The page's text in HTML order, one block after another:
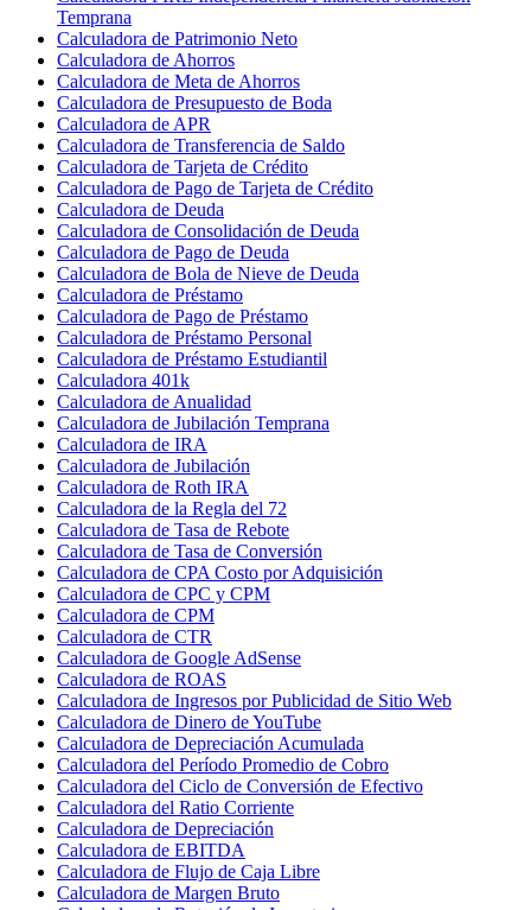
Temprana
Calculadora de Patrimonio Neto
Calculadora de Ahorros
Calculadora de Meta de Ahorros
Calculadora de Presupuesto de Boda
Calculadora de APR
Calculadora de Transferencia de Saldo
Calculadora de Tarjeta de Crédito
Calculadora de Pago de Tarjeta de Crédito
Calculadora de Deuda
Calculadora de Consolidación de Deuda
Calculadora de Pago de Deuda
Calculadora de Bola de Nieve de Deuda
Calculadora de Préstamo
Calculadora de Pago de Préstamo
Calculadora de Préstamo Personal
Calculadora de Préstamo Estudiantil
Calculadora 401k
Calculadora de Anualidad
Calculadora de Jubilación Temprana
Calculadora de IRA
Calculadora de Jubilación
Calculadora de Roth IRA
Calculadora de la Regla del 72
Calculadora de Tasa de Rebote
Calculadora de Tasa de Conversión
Calculadora de CPA Costo por Adquisición
Calculadora de CPC y CPM
Calculadora de CPM
Calculadora de CTR
Calculadora de Google AdSense
Calculadora de ROAS
Calculadora de Ingresos por Publicidad de Sitio Web
Calculadora de Dinero de YouTube
Calculadora de Depreciación Acumulada
Calculadora del Período Promedio de Cobro
Calculadora del Ciclo de Conversión de Efectivo
Calculadora del Ratio Corriente
Calculadora de Depreciación
Calculadora de EBITDA
Calculadora de Flujo de Caja Libre
Calculadora de Margen Bruto